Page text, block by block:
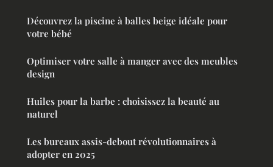
Découvrez la piscine à balles beige idéale pour
votre bébé
Optimiser votre salle à manger avec des meubles
design
Huiles pour la barbe : choisissez la beauté au
naturel
Les bureaux assis-debout révolutionnaires à
adopter en 2025